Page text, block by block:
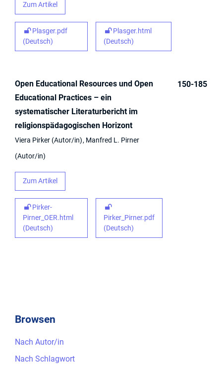
Zum Artikel
Plasger.pdf
(Deutsch)
Plasger.html
(Deutsch)
Open Educational Resources und Open
Educational Practices – ein
systematischer Literaturbericht im
religionspädagogischen Horizont
Viera Pirker Autor/in
Manfred L. Pirner
Autor/in
Zum Artikel
Pirker-
Pirner_OER.html
(Deutsch)
Pirker_Pirner.pdf
(Deutsch)
150-185
Browsen
Nach Autor/in
Nach Schlagwort